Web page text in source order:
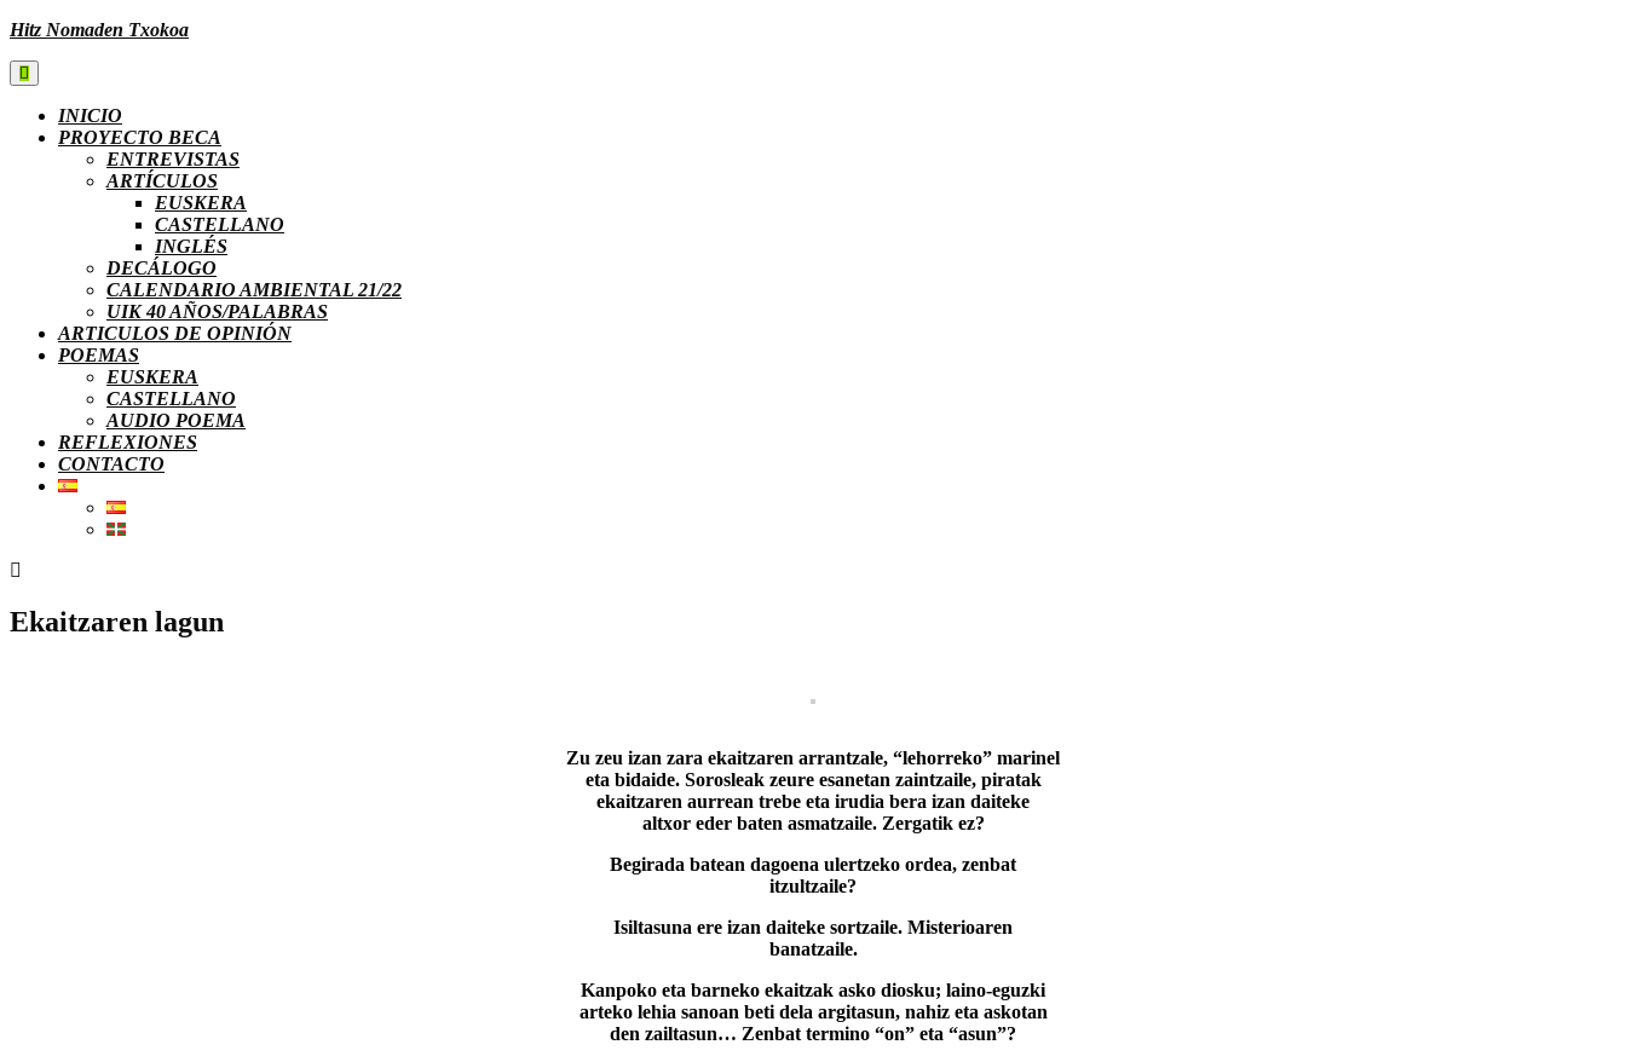
Hitz Nomaden Txokoa
INICIO
PROYECTO BECA
ENTREVISTAS
ARTÍCULOS
EUSKERA
CASTELLANO
INGLÉS
DECÁLOGO
CALENDARIO AMBIENTAL 21/22
UIK 40 AÑOS/PALABRAS
ARTICULOS DE OPINIÓN
POEMAS
EUSKERA
CASTELLANO
AUDIO POEMA
REFLEXIONES
CONTACTO
Ekaitzaren lagun
Zu zeu izan zara ekaitzaren arrantzale, “lehorreko” marinel
eta bidaide. Sorosleak zeure esanetan zaintzaile, piratak
ekaitzaren aurrean trebe eta irudia bera izan daiteke
altxor eder baten asmatzaile. Zergatik ez?
Begirada batean dagoena ulertzeko ordea, zenbat
itzultzaile?
Isiltasuna ere izan daiteke sortzaile. Misterioaren
banatzaile.
Kanpoko eta barneko ekaitzak asko diosku; laino-eguzki
arteko lehia sanoan beti dela argitasun, nahiz eta askotan
den zailtasun… Zenbat termino “on” eta “asun”?